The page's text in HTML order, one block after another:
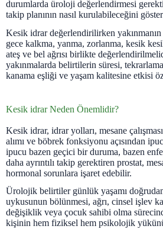
durumlarda üroloji değerlendirmesi
takip planının nasıl kurulabileceğini
Kesik idrar değerlendirilirken yakınmanın
gece kalkma, yanma, zorlanma, kesik
ateş ve bel ağrısı birlikte
yakınmalarda belirtilerin süresi, tekrarlama
kanama eşliği ve yaşam kalitesine etkisi
Kesik idrar Neden Önemlidir?
Kesik idrar, idrar yolları, mesane
alımı ve böbrek fonksiyonu açısından
ipucu bazen geçici bir duruma, bazen
daha ayrıntılı takip gerektiren prostat,
hormonal sorunlara işaret edebilir.
Ürolojik belirtiler günlük yaşamı
uykusunun bölünmesi, ağrı, cinsel işlev
değişiklik veya çocuk sahibi olma
kişinin hem fiziksel hem psikolojik